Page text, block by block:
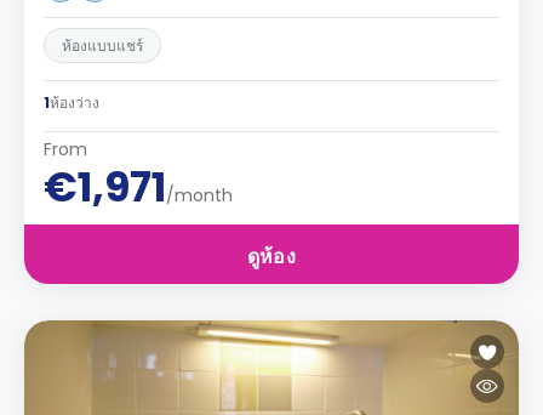
ห้องแบบแชร์
1ห้องว่าง
From
€1,971/month
ดูห้อง